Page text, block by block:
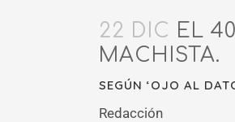
22 DIC EL
MACHISTA.
SEGÚN ‘OJO AL
Redacción